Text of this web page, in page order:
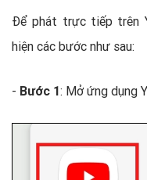
Để phát trực tiếp trên
hiện các bước như sau:
- Bước 1: Mở ứng dụng